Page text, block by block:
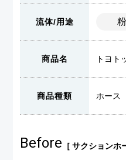
流体/用途
商品名 トヨト
商品種類 ホース
Before ［ サクションホ